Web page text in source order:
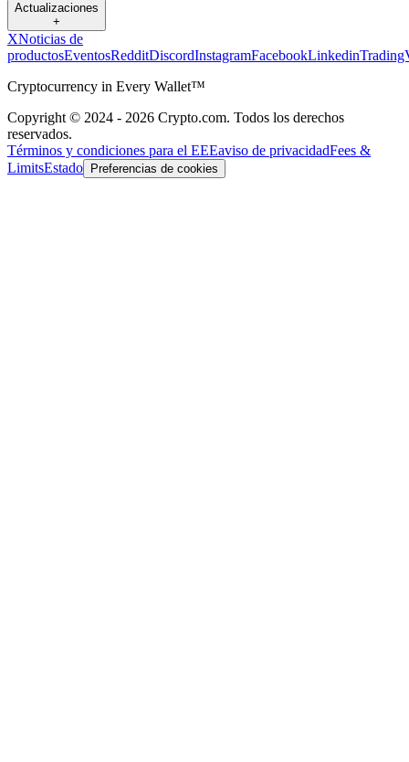
Actualizaciones
+
XNoticias de
productosEventosRedditDiscordInstagramFacebookLinkedin
Cryptocurrency in Every Wallet™
Copyright © 2024 - 2026 Crypto.com. Todos los derechos
reservados.
Términos y condiciones para el EEEaviso de privacidadFees &
LimitsEstado Preferencias de cookies